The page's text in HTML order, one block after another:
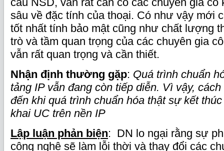
sâu về đặc tính của thoại. Có như vậy mới
tốt nhất tính bảo mật cũng như chất lượng
trò và tầm quan trọng của các chuyên gia
vẫn rất quan trọng và cần thiết.
Nhận định thường gặp: Quá trình chuẩn
tảng IP vẫn đang còn tiếp diễn. Vì vậy,
đến khi quá trình chuẩn hóa thật sự kết
khai UC trên nền IP
Lập luận phản biện: DN lo ngại rằng sự
công nghệ sẽ làm lỗi thời và thay đổi các